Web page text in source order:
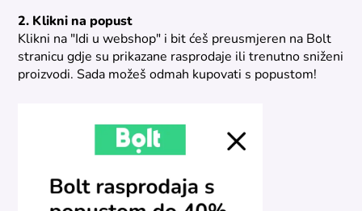
2. Klikni na popust
Klikni na "Idi u webshop" i bit ćeš preusmjeren na Bolt
stranicu gdje su prikazane rasprodaje ili trenutno sniženi
proizvodi. Sada možeš odmah kupovati s popustom!